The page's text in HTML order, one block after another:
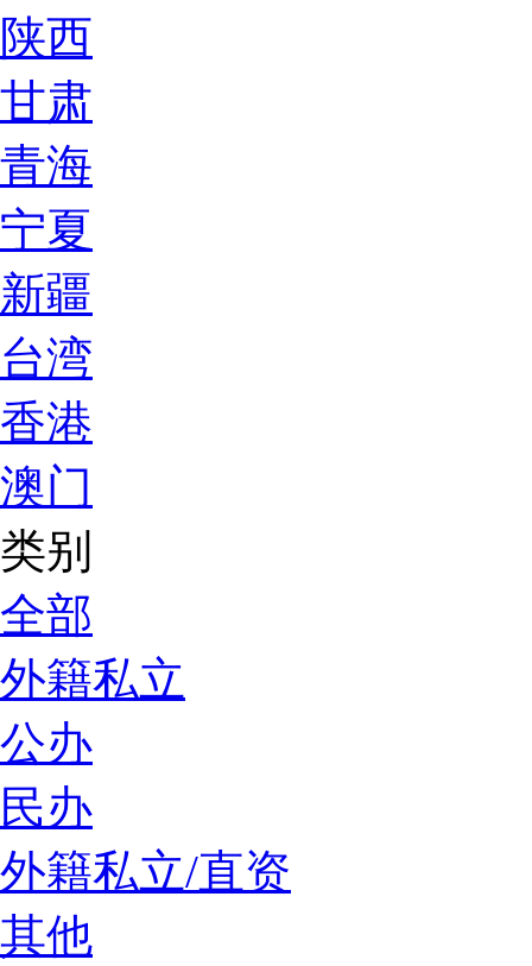
陕西
甘肃
青海
宁夏
新疆
台湾
香港
澳门
类别
全部
外籍私立
公办
民办
外籍私立/直资
其他